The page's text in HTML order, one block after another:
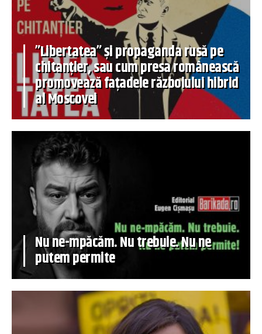
”Libertatea” și propaganda rusă pe
chitanțier, sau cum presa românească
promovează fațadele războiului hibrid
al Moscovei
Nu ne-mpăcăm. Nu trebuie. Nu ne
putem permite